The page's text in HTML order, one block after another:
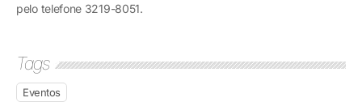
pelo telefone 3219-8051.
Tags
Eventos